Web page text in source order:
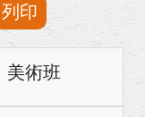
列印
美術班